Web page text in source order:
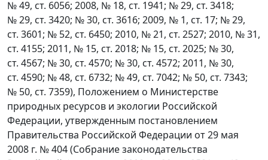
№ 49, ст. 6056; 2008, № 18, ст. 1941; № 29, ст. 3418;
№ 29, ст. 3420; № 30, ст. 3616; 2009, № 1, ст. 17; № 29,
ст. 3601; № 52, ст. 6450; 2010, № 21, ст. 2527; 2010, № 31,
ст. 4155; 2011, № 15, ст. 2018; № 15, ст. 2025; № 30,
ст. 4567; № 30, ст. 4570; № 30, ст. 4572; 2011, № 30,
ст. 4590; № 48, ст. 6732; № 49, ст. 7042; № 50, ст. 7343;
№ 50, ст. 7359), Положением о Министерстве
природных ресурсов и экологии Российской
Федерации, утвержденным постановлением
Правительства Российской Федерации от 29 мая
2008 г. № 404 (Собрание законодательства